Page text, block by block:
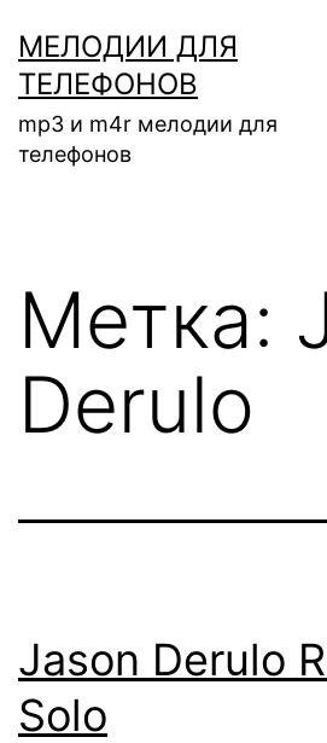
содержимому
МЕЛОДИИ ДЛЯ
ТЕЛЕФОНОВ
mp3 и m4r мелодии для
телефонов
Метка:
Derulo
Jason Derulo
Solo